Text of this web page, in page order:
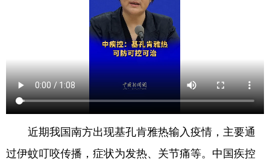
近期我国南方出现基孔肯雅热输入疫情，主要通
过伊蚊叮咬传播，症状为发热、关节痛等。中国疾控